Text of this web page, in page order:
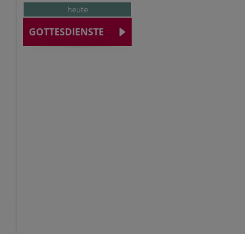
heute
GOTTESDIENSTE